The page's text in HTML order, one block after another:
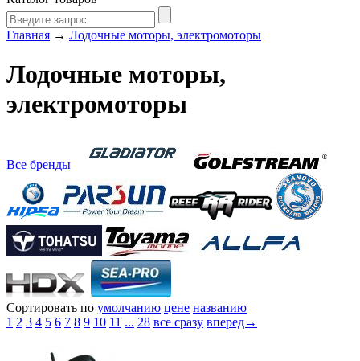
Главная → Лодочные моторы, электромоторы
Лодочные моторы,
электромоторы
Все бренды
Сортировать по умолчанию цене названию
1 2 3 4 5 6 7 8 9 10 11 ... 28 все сразу вперед→